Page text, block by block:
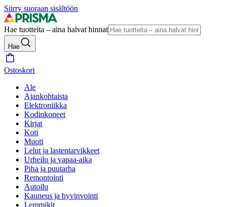
Siirry suoraan sisältöön
Hae tuotteita – aina halvat hinnat
Hae
Ostoskori
Ale
Ajankohtaista
Elektroniikka
Kodinkoneet
Kirjat
Koti
Muoti
Lelut ja lastentarvikkeet
Urheilu ja vapaa-aika
Piha ja puutarha
Remontointi
Autoilu
Kauneus ja hyvinvointi
Lemmikit